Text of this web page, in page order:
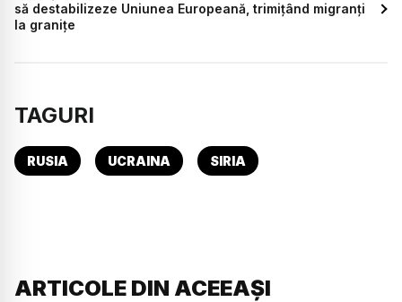
să destabilizeze Uniunea Europeană, trimițând migranți
la granițe
TAGURI
RUSIA UCRAINA SIRIA
ARTICOLE DIN ACEEAȘI